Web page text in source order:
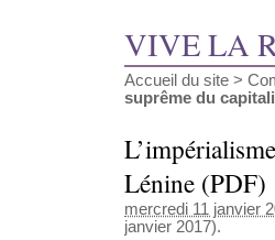
VIVE LA
Accueil du site >
suprême du
Lénine (PDF)
mercredi 11 janvier
janvier 2017).